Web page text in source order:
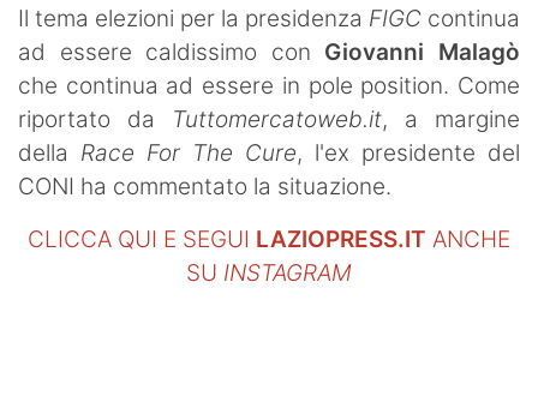
Il tema elezioni per la presidenza FIGC continua
ad essere caldissimo con Giovanni Malagò
che continua ad essere in pole position. Come
riportato da Tuttomercatoweb.it, a margine
della Race For The Cure, l'ex presidente del
CONI ha commentato la situazione.
CLICCA QUI E SEGUI LAZIOPRESS.IT ANCHE
SU INSTAGRAM